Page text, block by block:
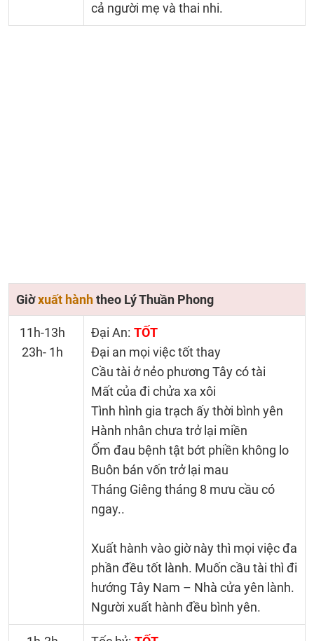
cả người mẹ và thai nhi.
Giờxuất hànhtheo Lý Thuần Phong
11h-13h
23h- 1h
Đại An: TỐT
Đại an mọi việc tốt thay
Cầu tài ở nẻo phương Tây có tài
Mất của đi chửa xa xôi
Tình hình gia trạch ấy thời bình yên
Hành nhân chưa trở lại miền
Ốm đau bệnh tật bớt phiền không lo
Buôn bán vốn trở lại mau
Tháng Giêng tháng 8 mưu cầu có
ngay..
Xuất hành vào giờ này thì mọi việc đa
phần đều tốt lành. Muốn cầu tài thì đi
hướng Tây Nam – Nhà cửa yên lành.
Người xuất hành đều bình yên.